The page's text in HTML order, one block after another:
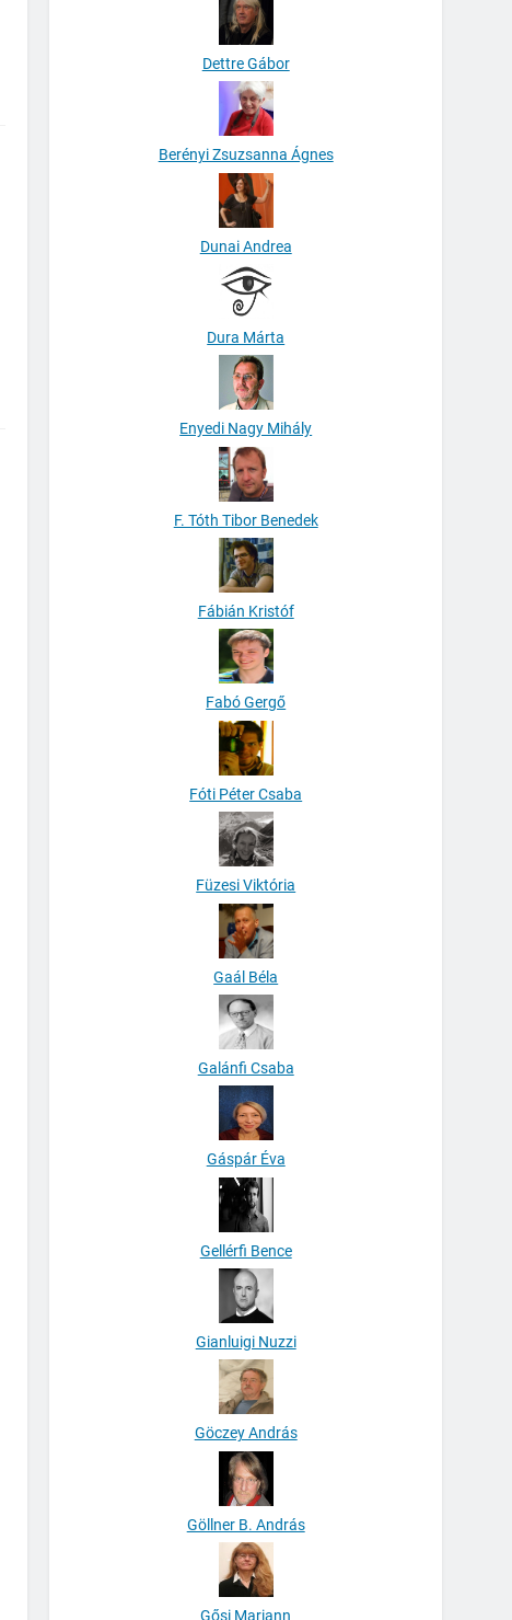
Dettre Gábor
Berényi Zsuzsanna Ágnes
Dunai Andrea
Dura Márta
Enyedi Nagy Mihály
F. Tóth Tibor Benedek
Fábián Kristóf
Fabó Gergő
Fóti Péter Csaba
Füzesi Viktória
Gaál Béla
Galánfi Csaba
Gáspár Éva
Gellérfi Bence
Gianluigi Nuzzi
Göczey András
Göllner B. András